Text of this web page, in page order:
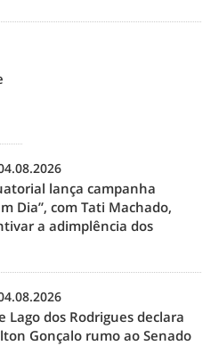
lança campanha
Dia”, com Tati Machado,
a adimplência dos
Lago dos Rodrigues declara
Gonçalo rumo ao Senado